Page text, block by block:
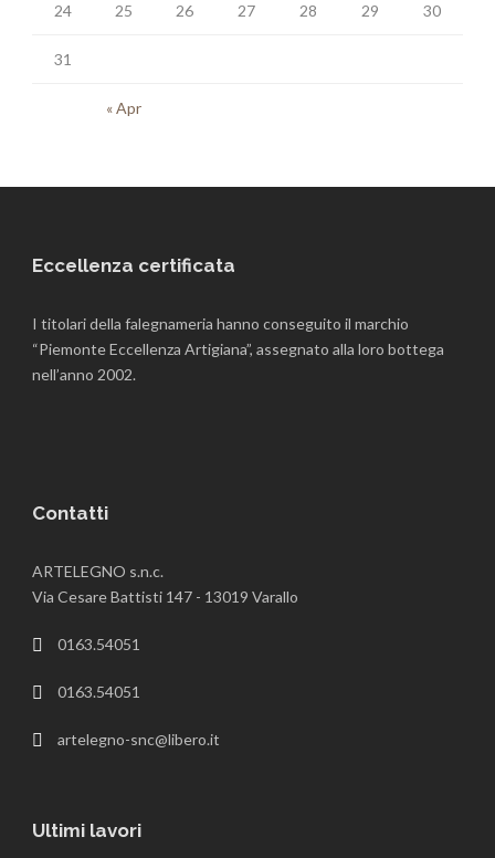
« Apr
24 25 26 27 28 29 30
31
Eccellenza certificata
I titolari della falegnameria hanno conseguito il marchio
“Piemonte Eccellenza Artigiana”, assegnato alla loro bottega
nell’anno 2002.
Contatti
ARTELEGNO s.n.c.
Via Cesare Battisti 147 - 13019 Varallo
0163.54051
0163.54051
artelegno-snc@libero.it
Ultimi lavori